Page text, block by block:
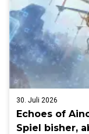
30. Juli 2026
Echoes of
Spiel bisher,